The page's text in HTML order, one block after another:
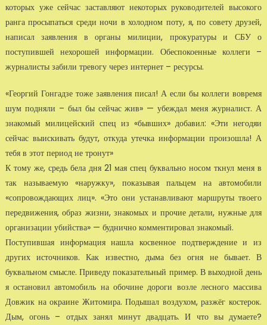
которых уже сейчас заставля­ют некоторых руководителей высокого
ранга просыпаться среди ночи в холодном поту, я, по совету друзей,
написал заявления в органы милиции, прокуратуры и СБУ о
поступив­шей нехорошей информации. Обеспокоенные коллеги –
журналисты забили тревогу через интернет – ресурсы.
«Георгий Гонгадзе тоже заявления писал! А если бы коллеги вовремя
шум подняли – был бы сейчас жив» — убеждал меня журналист. А
знакомый милицейский спец из «бывших» добавил: «Эти негодяи
сейчас выискивать будут, откуда утечка информа­ции произошла! А
тебя в этот период не тронут»
К тому же, средь бела дня 21 мая спец буквально носом ткнул меня в
так называемую «на­ружку», показывая пальцем на автомобили
«сопровождающих лиц». «Это они устанавлива­ют маршруты твоего
передвижения, образ жизни, знакомых и прочие детали, нужные для
организации убийства» — буднично комментировал знакомый.
Поступившая информация нашла косвенное подтверждение и из
других источников. Как из­вестно, дыма без огня не бывает. В
буквальном смысле. Приведу показательный пример. В выходной день
я остановил автомобиль на обочине дороги возле лесного массива
Довжик на окра­ине Житомира. Подышал воздухом, разжёг костерок.
Дым, огонь – отдых занял минут двад­цать. И что вы думаете?